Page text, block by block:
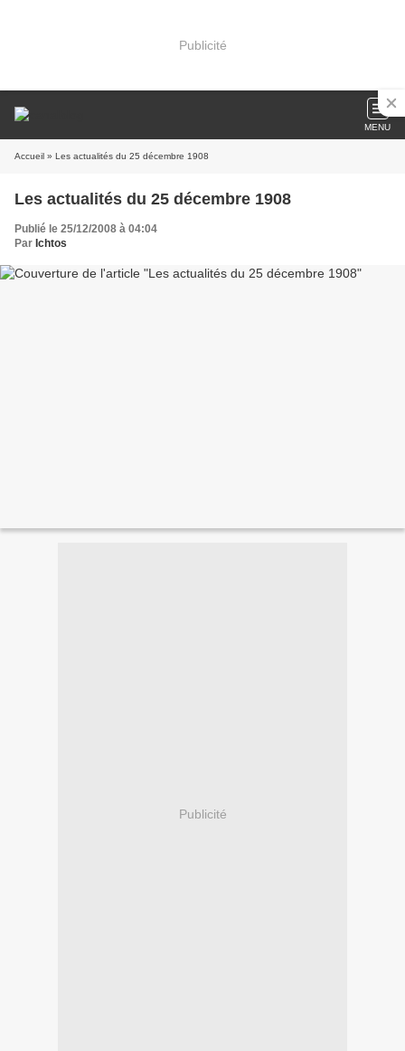
Publicité
MENU
Accueil » Les actualités du 25 décembre 1908
Les actualités du 25 décembre 1908
Publié le 25/12/2008 à 04:04
Par Ichtos
Publicité